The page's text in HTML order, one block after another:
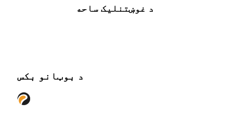
د غوښتنلیک ساحه
د بوټانو بکس